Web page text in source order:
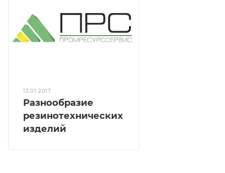
13.01.2017
Разнообразие
резинотехнических
изделий